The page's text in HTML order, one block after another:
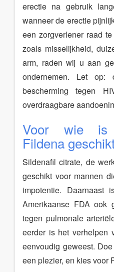
erectie na gebruik
wanneer de erectie
een zorgverlener raad
zoals misselijkheid,
arm, raden wij u aan
ondernemen. Let
bescherming tegen
overdraagbare
Voor wie is
Fildena
Sildenafil citrate, de
geschikt voor mannen
impotentie.
Amerikaanse FDA ook
tegen pulmonale
eerder is het verhelpen
eenvoudig geweest.
een plezier, en kies voor